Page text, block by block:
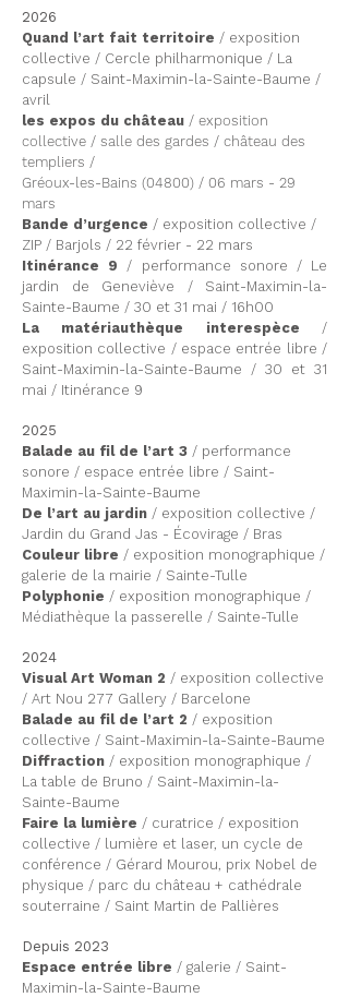
2026
Quand l’art fait territoire / exposition
collective / Cercle philharmonique / La
capsule / Saint-Maximin-la-Sainte-Baume /
avril
les expos du château / exposition
collective / salle des gardes / château des
templiers /
Gréoux-les-Bains (04800) / 06 mars - 29
mars
Bande d’urgence / exposition collective /
ZIP / Barjols / 22 février - 22 mars
Itinérance 9 / performance sonore / Le
jardin de Geneviève / Saint-Maximin-la-
Sainte-Baume / 30 et 31 mai / 16h00
La matériauthèque interespèce /
exposition collective / espace entrée libre /
Saint-Maximin-la-Sainte-Baume / 30 et 31
mai / Itinérance 9
2025
Balade au fil de l’art 3 / performance
sonore / espace entrée libre / Saint-
Maximin-la-Sainte-Baume
De l’art au jardin / exposition collective /
Jardin du Grand Jas - Écovirage / Bras
Couleur libre / exposition monographique /
galerie de la mairie / Sainte-Tulle
Polyphonie / exposition monographique /
Médiathèque la passerelle / Sainte-Tulle
2024
Visual Art Woman 2 / exposition collective
/ Art Nou 277 Gallery / Barcelone
Balade au fil de l’art 2 / exposition
collective / Saint-Maximin-la-Sainte-Baume
Diffraction / exposition monographique /
La table de Bruno / Saint-Maximin-la-
Sainte-Baume
Faire la lumière / curatrice / exposition
collective / lumière et laser, un cycle de
conférence / Gérard Mourou, prix Nobel de
physique / parc du château + cathédrale
souterraine / Saint Martin de Pallières
Depuis 2023
Espace entrée libre / galerie / Saint-
Maximin-la-Sainte-Baume